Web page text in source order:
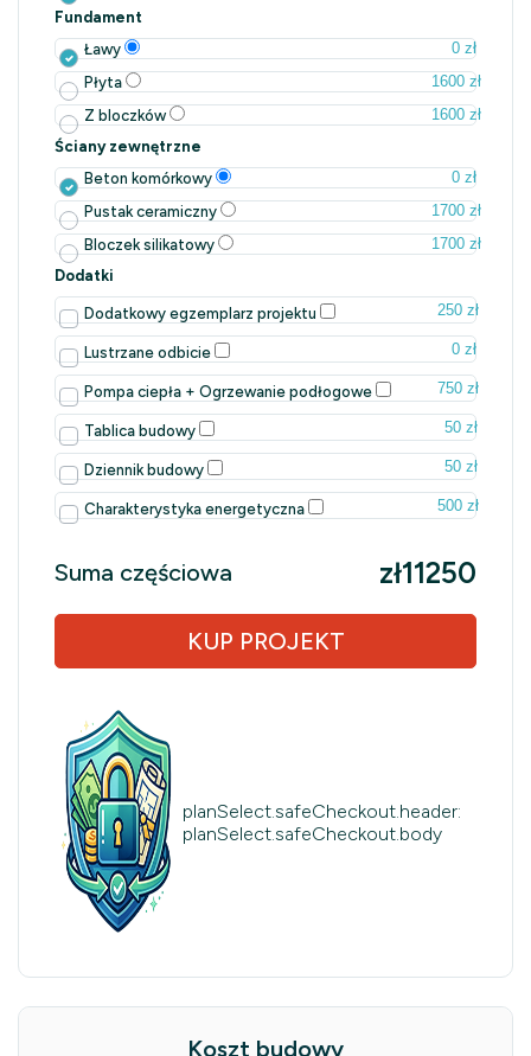
Fundament
Ławy
0 zł
Płyta
1600 zł
Z bloczków
1600 zł
Ściany zewnętrzne
Beton komórkowy
0 zł
Pustak ceramiczny
1700 zł
Bloczek silikatowy
1700 zł
Dodatki
Dodatkowy egzemplarz projektu 250 zł
Lustrzane odbicie 0 zł
Pompa ciepła + Ogrzewanie podłogowe 750 zł
Tablica budowy 50 zł
Dziennik budowy 50 zł
Charakterystyka energetyczna 500 zł
Suma częściowa zł11250
KUP PROJEKT
planSelect.safeCheckout.header:
planSelect.safeCheckout.body
Koszt budowy